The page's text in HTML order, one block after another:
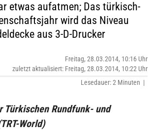
etwas aufatmen; Das türkisch-
wird das Niveau
aus 3-D-Drucker
Freitag, 28.03.2014, 10:16 Uhr
zuletzt aktualisiert: Freitag, 28.03.2014, 10:22 Uhr
Lesedauer: 2 Minuten |
Türkischen Rundfunk- und
World)